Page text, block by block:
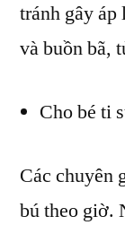
tránh gây áp
và buồn bã,
Cho bé ti
Các chuyên
bú theo giờ.